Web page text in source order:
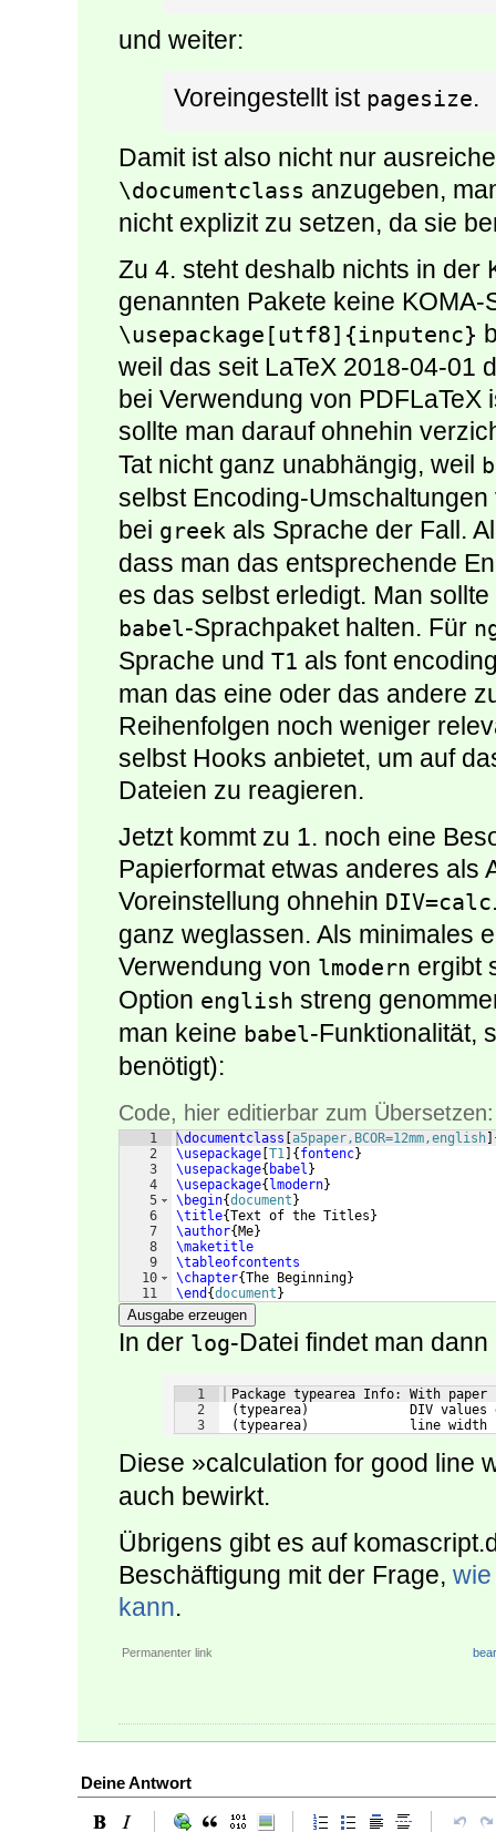
und weiter:
Voreingestellt ist pagesize.
Damit ist also nicht nur
\documentclass anzugeben,
nicht explizit zu setzen, da sie
Zu 4. steht deshalb nichts in der
genannten Pakete keine KOMA-
\usepackage[utf8]{inputenc}
weil das seit LaTeX 2018-04-01
bei Verwendung von PDFLaTeX
sollte man darauf ohnehin
Tat nicht ganz unabhängig, weil
selbst Encoding-
bei greek als Sprache der Fall.
dass man das entsprechende
es das selbst erledigt. Man
babel-Sprachpaket halten. Für
Sprache und T1 als font
man das eine oder das andere
Reihenfolgen noch weniger
selbst Hooks anbietet, um auf
Dateien zu reagieren.
Jetzt kommt zu 1. noch eine
Papierformat etwas anderes als
Voreinstellung ohnehin DIV=calc
ganz weglassen. Als minimales
Verwendung von lmodern ergibt
Option english streng
man keine babel-Funktionalität,
benötigt):
Code, hier editierbar zum Übersetzen:
1
2
3
4
5
6
7
8
9
10
11
\documentclass a5paper,BCOR=12mm,english
\usepackage T1 { fontenc}
\usepackage{ babel }
\usepackage{ lmodern}
\begin{document }
\title{Text of the Titles }
\author{ Me}
\maketitle
\tableofcontents
\chapter{The Beginning}
\end {document }
Ausgabe erzeugen
In der log-Datei findet man
1
2
3
Package typearea Info: With
(typearea)             DIV values
(typearea)             line width
Diese »calculation for good line
auch bewirkt.
Übrigens gibt es auf
Beschäftigung mit der Frage,
kann.
Permanenter link
Deine Antwort